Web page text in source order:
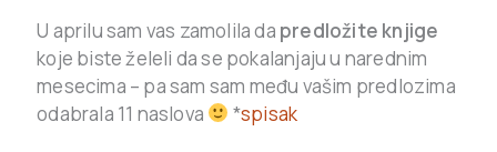
U aprilu sam vas zamolila da predložite knjige
koje biste želeli da se pokalanjaju u narednim
mesecima – pa sam sam među vašim predlozima
odabrala 11 naslova
*spisak